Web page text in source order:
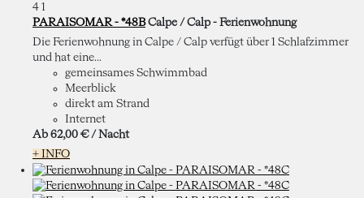
4 1
PARAISOMAR - *48B Calpe / Calp - Ferienwohnung
Die Ferienwohnung in Calpe / Calp verfügt über 1 Schlafzimmer
und hat eine...
gemeinsames Schwimmbad
Meerblick
direkt am Strand
Internet
Ab 62,00 € / Nacht
+ INFO